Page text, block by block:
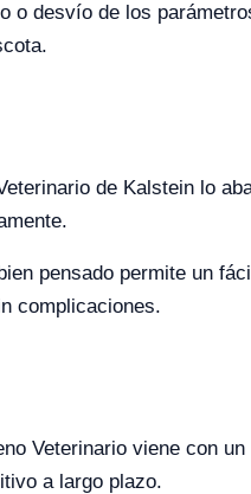
o desvío de los
de Kalstein lo
pensado permite un
complicaciones.
Veterinario viene con
a largo plazo.